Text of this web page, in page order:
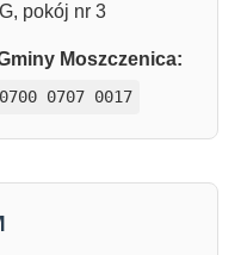
pokój nr 3
Moszczenica:
0707 0017